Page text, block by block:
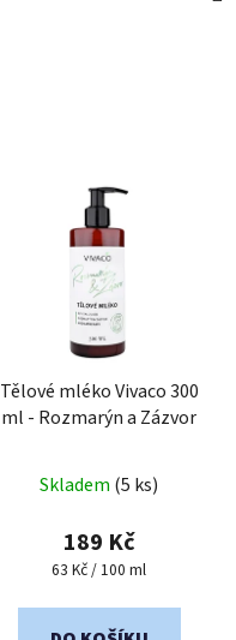
Tělové mléko Vivaco 300
ml - Rozmarýn a Zázvor
Skladem (5 ks)
189 Kč
Měrná
63 Kč / 100 ml